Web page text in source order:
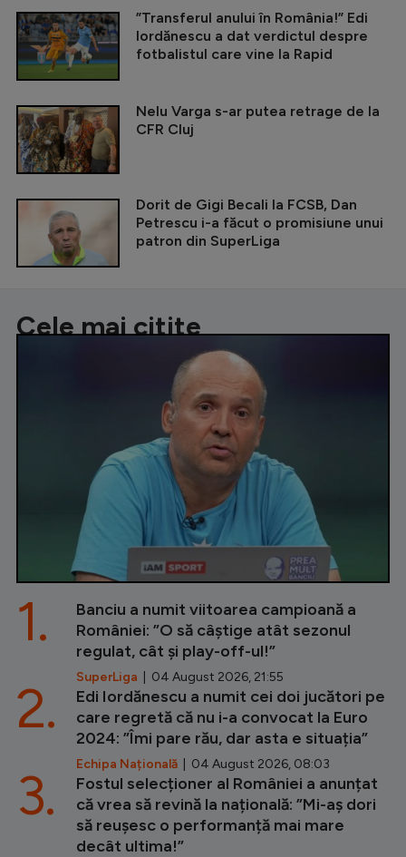
”Transferul anului în România!” Edi
Iordănescu a dat verdictul despre
fotbalistul care vine la Rapid
Nelu Varga s-ar putea retrage de la
CFR Cluj
Dorit de Gigi Becali la FCSB, Dan
Petrescu i-a făcut o promisiune unui
patron din SuperLiga
Cele mai citite
Banciu a numit viitoarea campioană a
României: ”O să câștige atât sezonul
regulat, cât și play-off-ul!”
SuperLiga | 04 August 2026, 21:55
1.
Edi Iordănescu a numit cei doi jucători pe
care regretă că nu i-a convocat la Euro
2024: ”Îmi pare rău, dar asta e situația”
Echipa Națională | 04 August 2026, 08:03
2.
Fostul selecționer al României a anunțat
că vrea să revină la națională: ”Mi-aș dori
să reușesc o performanță mai mare
decât ultima!”
3.